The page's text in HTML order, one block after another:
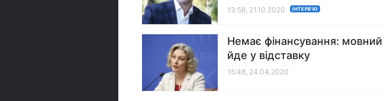
13:58, 21.10.2020 ІНТЕРВ'Ю
Немає фінансування:
йде у відставку
15:48, 24.04.2020